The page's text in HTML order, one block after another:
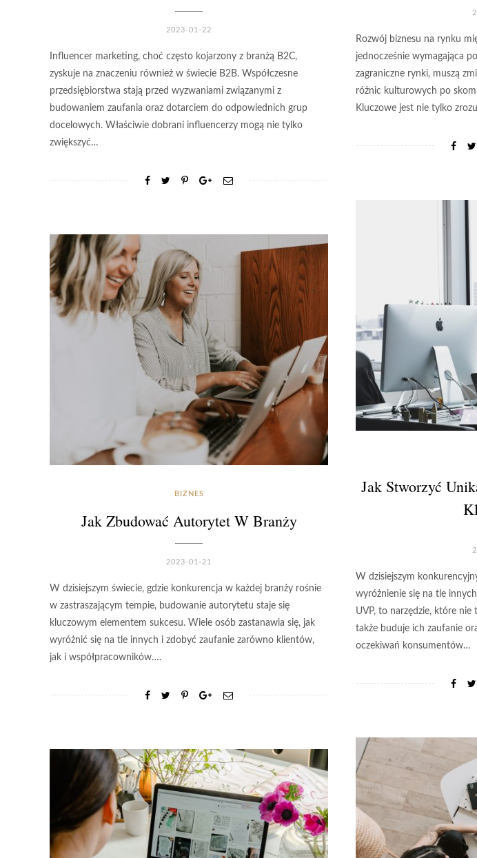
Rozwój biznesu na rynku
jednocześnie wymagająca
zagraniczne rynki, muszą
różnic kulturowych po
Kluczowe jest nie tylko
2023-01-22
Influencer marketing, choć często kojarzony z branżą B2C,
zyskuje na znaczeniu również w świecie B2B. Współczesne
przedsiębiorstwa stają przed wyzwaniami związanymi z
budowaniem zaufania oraz dotarciem do odpowiednich grup
docelowych. Właściwie dobrani influencerzy mogą nie tylko
zwiększyć…
Jak Stworzyć
W dzisiejszym
wyróżnienie się na tle
UVP, to narzędzie, które
także buduje ich zaufanie
oczekiwań konsumentów…
BIZNES
Jak Zbudować Autorytet W Branży
2023-01-21
W dzisiejszym świecie, gdzie konkurencja w każdej branży rośnie
w zastraszającym tempie, budowanie autorytetu staje się
kluczowym elementem sukcesu. Wiele osób zastanawia się, jak
wyróżnić się na tle innych i zdobyć zaufanie zarówno klientów,
jak i współpracowników….